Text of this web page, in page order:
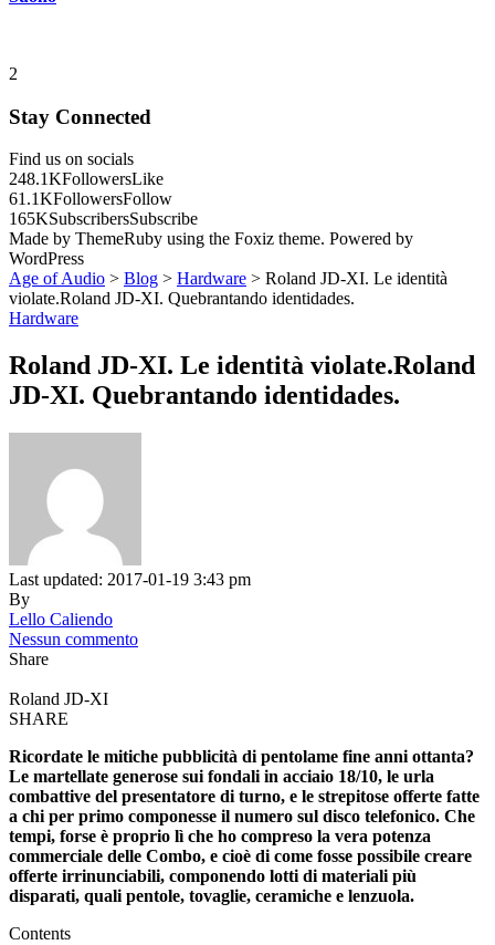
2
Stay Connected
Find us on socials
248.1KFollowersLike
61.1KFollowersFollow
165KSubscribersSubscribe
Made by ThemeRuby using the Foxiz theme. Powered by
WordPress
Age of Audio > Blog > Hardware > Roland JD-XI. Le identità
violate.Roland JD-XI. Quebrantando identidades.
Hardware
Roland JD-XI. Le identità violate.Roland
JD-XI. Quebrantando identidades.
Last updated: 2017-01-19 3:43 pm
By
Lello Caliendo
Nessun commento
Share
Roland JD-XI
SHARE
Ricordate le mitiche pubblicità di pentolame fine anni ottanta?
Le martellate generose sui fondali in acciaio 18/10, le urla
combattive del presentatore di turno, e le strepitose offerte fatte
a chi per primo componesse il numero sul disco telefonico. Che
tempi, forse è proprio lì che ho compreso la vera potenza
commerciale delle Combo, e cioè di come fosse possibile creare
offerte irrinunciabili, componendo lotti di materiali più
disparati, quali pentole, tovaglie, ceramiche e lenzuola.
Contents